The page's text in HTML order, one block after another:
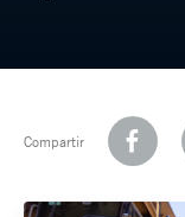
Compartir